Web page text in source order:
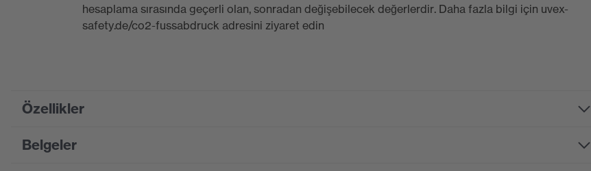
hesaplama sırasında geçerli olan, sonradan değişebilecek değerlerdir. Daha fazla bilgi için uvex-
safety.de/co2-fussabdruck adresini ziyaret edin
Özellikler
Belgeler